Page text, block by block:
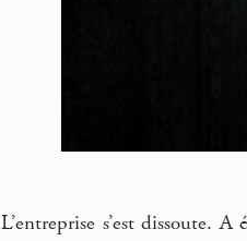
L’entreprise s’est dissoute.